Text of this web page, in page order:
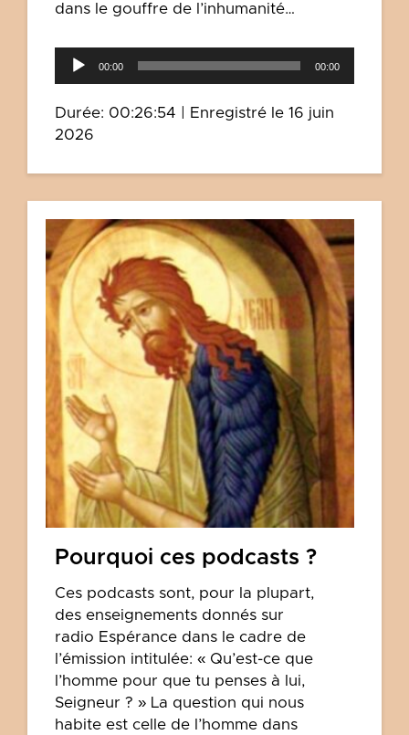
dans le gouffre de l’inhumanité…
00:00 00:00
Durée: 00:26:54
Enregistré le 16 juin
2026
Pourquoi ces podcasts ?
Ces podcasts sont, pour la plupart,
des enseignements donnés sur
radio Espérance dans le cadre de
l’émission intitulée: « Qu’est-ce que
l’homme pour que tu penses à lui,
Seigneur ? » La question qui nous
habite est celle de l’homme dans